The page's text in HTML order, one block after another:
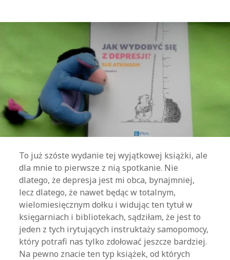
To już szóste wydanie tej wyjątkowej książki, ale
dla mnie to pierwsze z nią spotkanie. Nie
dlatego, że depresja jest mi obca, bynajmniej,
lecz dlatego, że nawet będąc w totalnym,
wielomiesięcznym dołku i widując ten tytuł w
księgarniach i bibliotekach, sądziłam, że jest to
jeden z tych irytujących instruktaży samopomocy,
który potrafi nas tylko zdołować jeszcze bardziej.
Na pewno znacie ten typ książek, od których